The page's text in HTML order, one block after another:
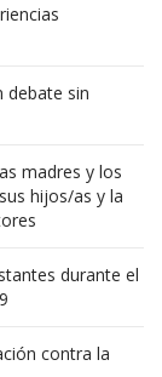
debate sin
madres y los
hijos/as y la
durante el
contra la